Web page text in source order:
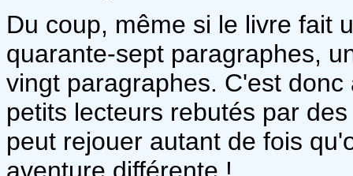
Du coup, même si le livre fait
quarante-sept paragraphes,
vingt paragraphes. C'est
petits lecteurs rebutés par
peut rejouer autant de fois